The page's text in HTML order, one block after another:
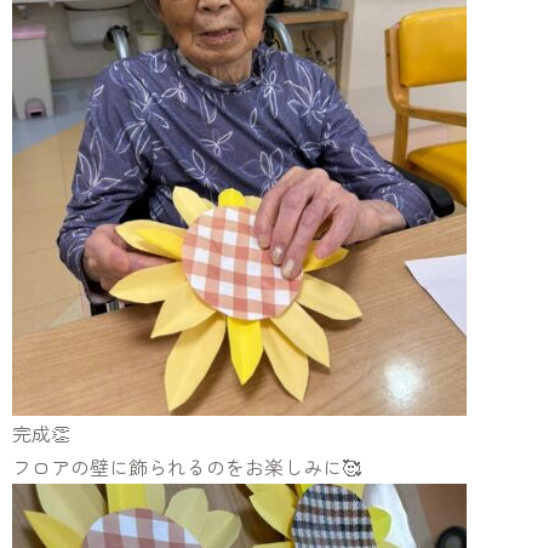
完成👏
フロアの壁に飾られるのをお楽しみに🥰